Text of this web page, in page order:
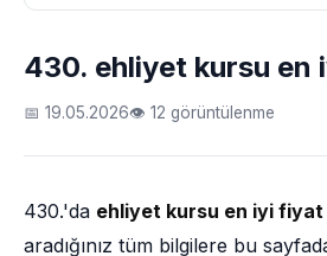
430. ehliyet kursu en
📅 19.05.2026👁 12 görüntülenme
430.'da ehliyet kursu en iyi fiyat
aradığınız tüm bilgilere bu